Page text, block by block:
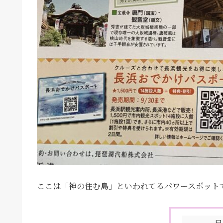
ここは「神の住む島」といわれてるパワースポット